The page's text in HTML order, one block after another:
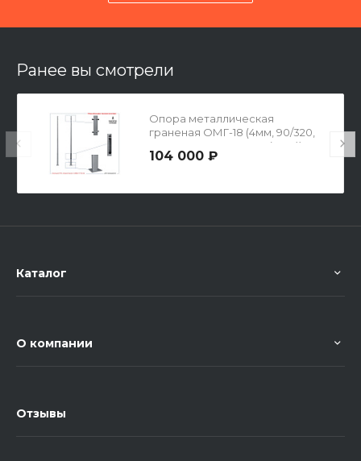
Ранее вы смотрели
Опора металлическая
граненая ОМГ-18 (4мм, 90/320,
500х500х20-400-8х38(М36))
104 000 ₽
Каталог
О компании
Отзывы